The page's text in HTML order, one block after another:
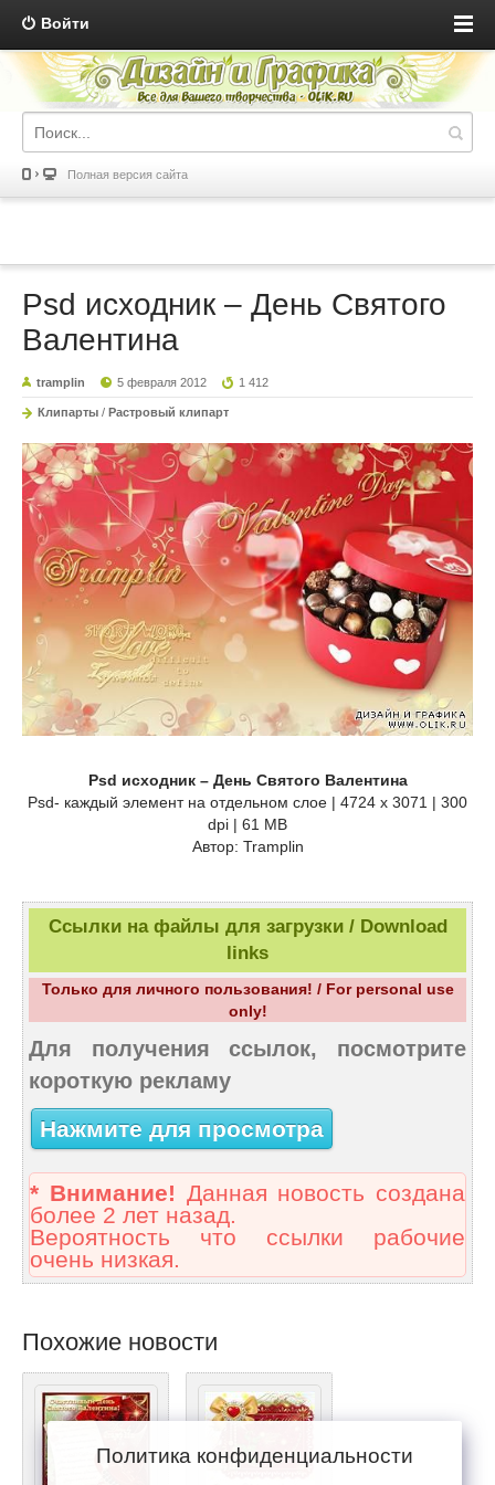
Войти
Полная версия сайта
Psd исходник – День Святого
Валентина
tramplin 5 февраля 2012 1 412
Клипарты / Растровый клипарт
Psd исходник – День Святого Валентина
Psd- каждый элемент на отдельном слое | 4724 x 3071 | 300
dpi | 61 MB
Автор: Tramplin
Ссылки на файлы для загрузки / Download
links
Только для личного пользования! / For personal use
only!
Для получения ссылок, посмотрите
короткую рекламу
Нажмите для просмотра
* Внимание! Данная новость создана
более 2 лет назад.
Вероятность что ссылки рабочие
очень низкая.
Похожие новости
Политика конфиденциальности